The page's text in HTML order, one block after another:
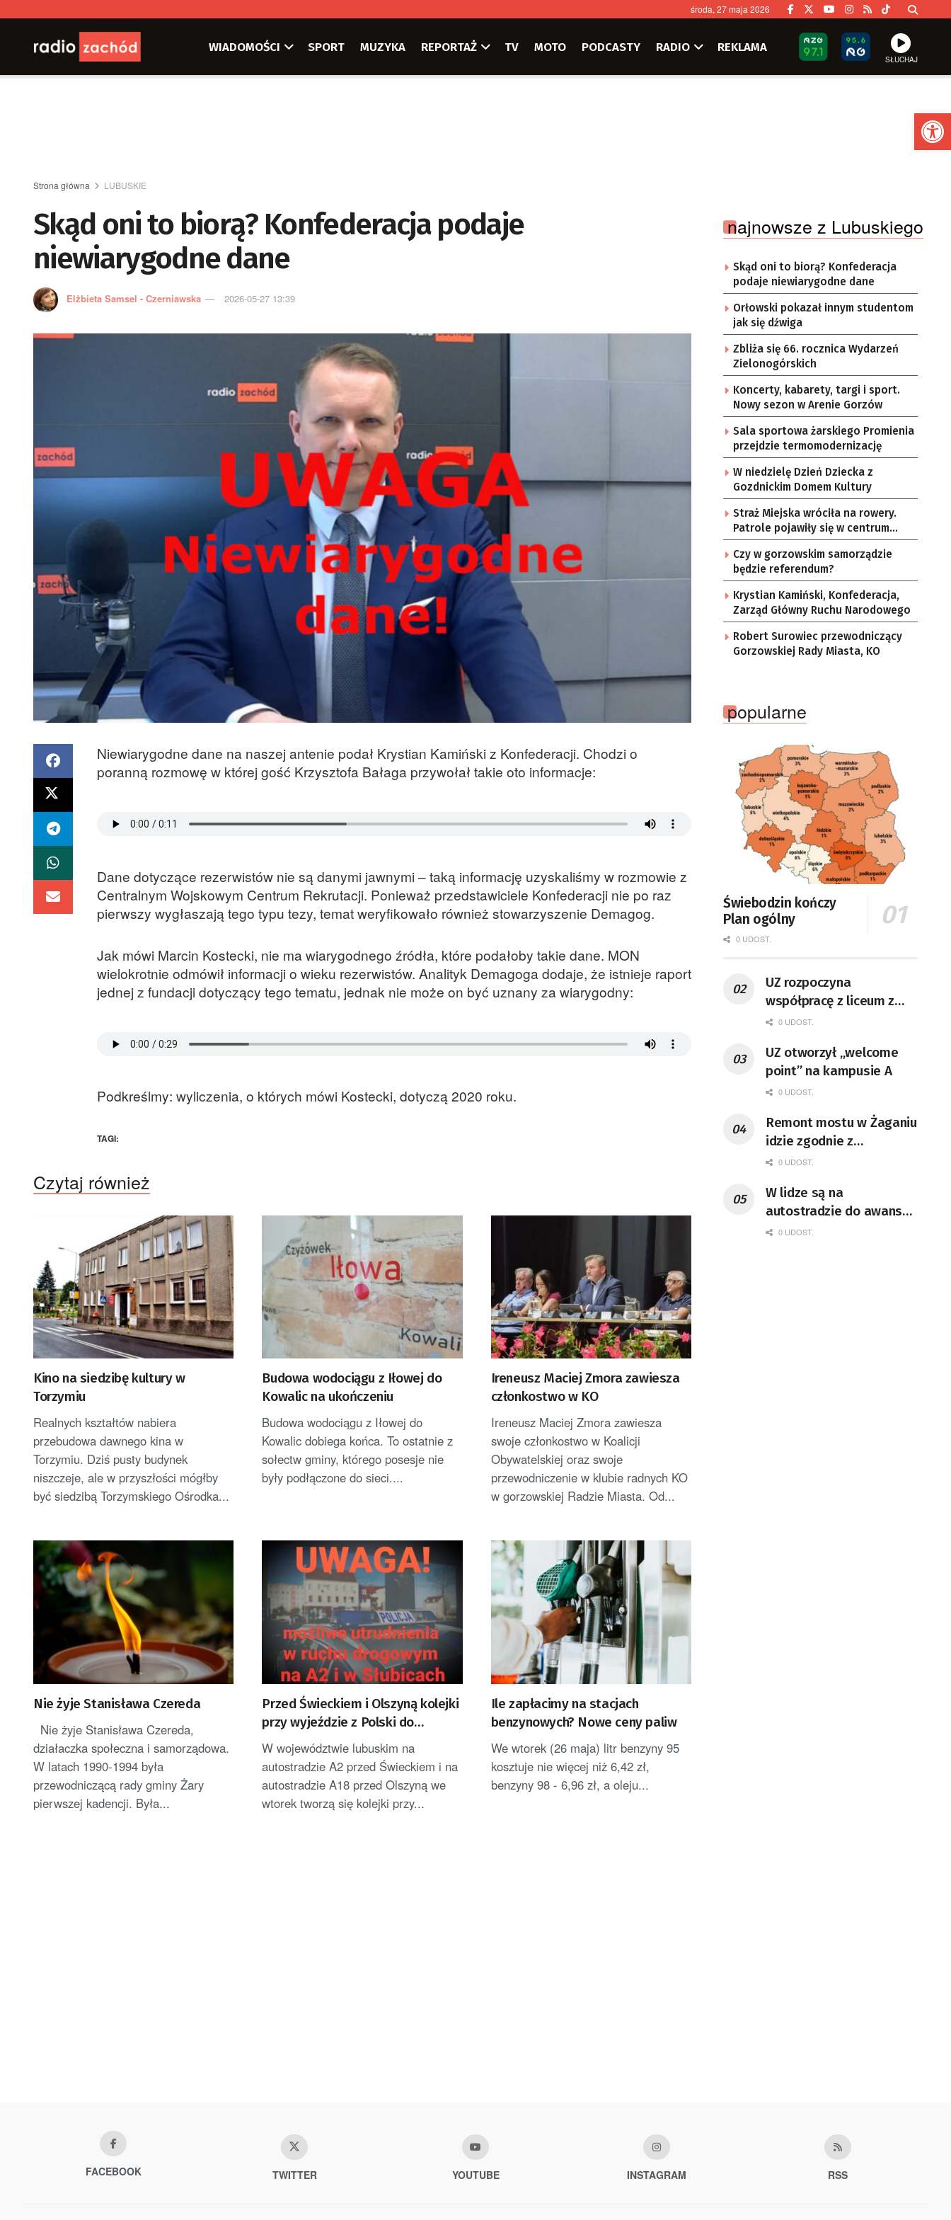
środa, 27 maja 2026
WIADOMOŚCI SPORT MUZYKA REPORTAŻ TV MOTO PODCASTY RADIO REKLAMA
SŁUCHAJ
Strona główna LUBUSKIE
Skąd oni to biorą? Konfederacja podaje
niewiarygodne dane
Elżbieta Samsel - Czerniawska 2026-05-27 13:39
Niewiarygodne dane na naszej antenie podał Krystian Kamiński z Konfederacji. Chodzi o
poranną rozmowę w której gość Krzysztofa Bałaga przywołał takie oto informacje:
Dane dotyczące rezerwistów nie są danymi jawnymi – taką informację uzyskaliśmy w rozmowie z
Centralnym Wojskowym Centrum Rekrutacji. Ponieważ przedstawiciele Konfederacji nie po raz
pierwszy wygłaszają tego typu tezy, temat weryfikowało również stowarzyszenie Demagog.
Jak mówi Marcin Kostecki, nie ma wiarygodnego źródła, które podałoby takie dane. MON
wielokrotnie odmówił informacji o wieku rezerwistów. Analityk Demagoga dodaje, że istnieje raport
jednej z fundacji dotyczący tego tematu, jednak nie może on być uznany za wiarygodny:
Podkreślmy: wyliczenia, o których mówi Kostecki, dotyczą 2020 roku.
TAGI:
Czytaj również
Kino na siedzibę kultury w
Torzymiu
Realnych kształtów nabiera
przebudowa dawnego kina w
Torzymiu. Dziś pusty budynek
niszczeje, ale w przyszłości mógłby
być siedzibą Torzymskiego Ośrodka...
Budowa wodociągu z Iłowej do
Kowalic na ukończeniu
Budowa wodociągu z Iłowej do
Kowalic dobiega końca. To ostatnie z
sołectw gminy, którego posesje nie
były podłączone do sieci....
Ireneusz Maciej Zmora zawiesza
członkostwo w KO
Ireneusz Maciej Zmora zawiesza
swoje członkostwo w Koalicji
Obywatelskiej oraz swoje
przewodniczenie w klubie radnych KO
w gorzowskiej Radzie Miasta. Od...
Nie żyje Stanisława Czereda
Nie żyje Stanisława Czereda,
działaczka społeczna i samorządowa.
W latach 1990-1994 była
przewodniczącą rady gminy Żary
pierwszej kadencji. Była...
Przed Świeckiem i Olszyną kolejki
przy wyjeździe z Polski do
Niemiec
W województwie lubuskim na
autostradzie A2 przed Świeckiem i na
autostradzie A18 przed Olszyną we
wtorek tworzą się kolejki przy...
Ile zapłacimy na stacjach
benzynowych? Nowe ceny paliw
We wtorek (26 maja) litr benzyny 95
kosztuje nie więcej niż 6,42 zł,
benzyny 98 - 6,96 zł, a oleju...
najnowsze z Lubuskiego
Skąd oni to biorą? Konfederacja
podaje niewiarygodne dane
Orłowski pokazał innym studentom
jak się dźwiga
Zbliża się 66. rocznica Wydarzeń
Zielonogórskich
Koncerty, kabarety, targi i sport.
Nowy sezon w Arenie Gorzów
Sala sportowa żarskiego Promienia
przejdzie termomodernizację
W niedzielę Dzień Dziecka z
Gozdnickim Domem Kultury
Straż Miejska wróciła na rowery.
Patrole pojawiły się w centrum
Gorzowa
Czy w gorzowskim samorządzie
będzie referendum?
Krystian Kamiński, Konfederacja,
Zarząd Główny Ruchu Narodowego
Robert Surowiec przewodniczący
Gorzowskiej Rady Miasta, KO
popularne
Świebodzin kończy
Plan ogólny
0 UDOST.
UZ rozpoczyna
współpracę z liceum z
Sulechowa
0 UDOST.
UZ otworzył „welcome
point” na kampusie A
0 UDOST.
Remont mostu w Żaganiu
idzie zgodnie z
harmonogramem
0 UDOST.
W lidze są na
autostradzie do awansu,
ale kto z nich sięgnie po
0 UDOST.
FACEBOOK TWITTER YOUTUBE INSTAGRAM RSS